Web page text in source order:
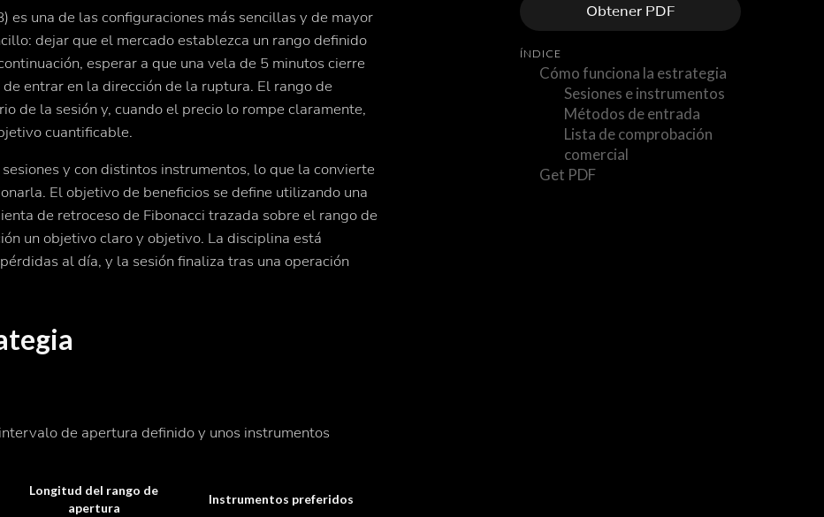
es una de las configuraciones más sencillas y de mayor
dejar que el mercado establezca un rango definido
esperar a que una vela de 5 minutos cierre
entrar en la dirección de la ruptura. El rango de
de la sesión y, cuando el precio lo rompe claramente,
cuantificable.
y con distintos instrumentos, lo que la convierte
El objetivo de beneficios se define utilizando una
de retroceso de Fibonacci trazada sobre el rango de
un objetivo claro y objetivo. La disciplina está
al día, y la sesión finaliza tras una operación
de apertura definido y unos instrumentos
Longitud del rango de
apertura
Instrumentos preferidos
Obtener PDF
ÍNDICE
Cómo funciona la estrategia
Sesiones e instrumentos
Métodos de entrada
Lista de comprobación
comercial
Get PDF